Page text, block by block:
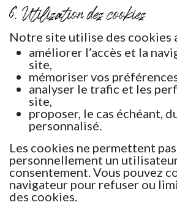
6. Utilisation des cookies
Notre site utilise des cookies
améliorer l’accès et la
site,
mémoriser vos
analyser le trafic et les
site,
proposer, le cas échéant,
personnalisé.
Les cookies ne permettent
personnellement un
consentement. Vous pouvez
navigateur pour refuser ou
des cookies.